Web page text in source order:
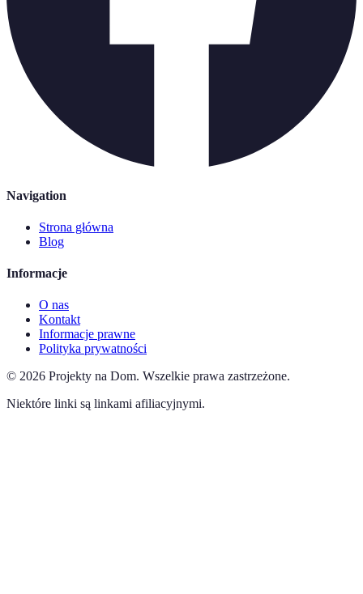
Navigation
Strona główna
Blog
Informacje
O nas
Kontakt
Informacje prawne
Polityka prywatności
© 2026 Projekty na Dom. Wszelkie prawa zastrzeżone.
Niektóre linki są linkami afiliacyjnymi.